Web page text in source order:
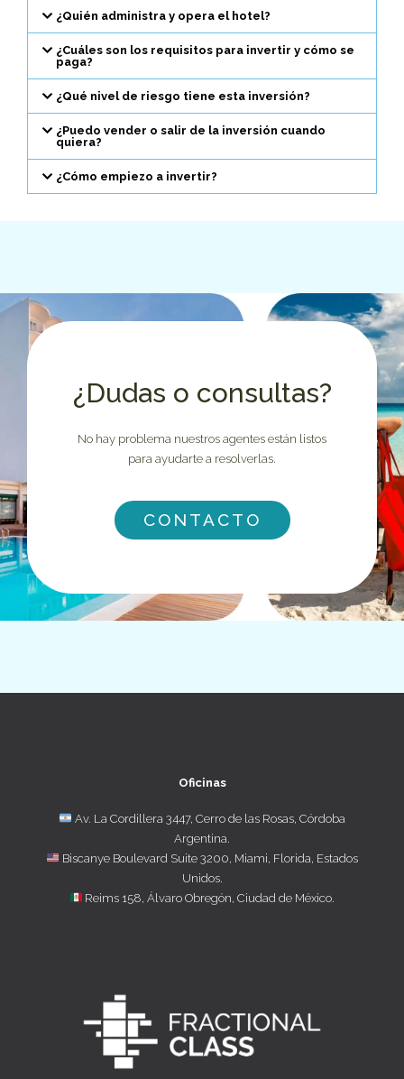
¿Quién administra y opera el hotel?
¿Cuáles son los requisitos para invertir y cómo se
paga?
¿Qué nivel de riesgo tiene esta inversión?
¿Puedo vender o salir de la inversión cuando
quiera?
¿Cómo empiezo a invertir?
¿Dudas o consultas?
No hay problema nuestros agentes están listos
para ayudarte a resolverlas.
CONTACTO
Oficinas
Av. La Cordillera 3447, Cerro de las Rosas, Córdoba
Argentina.
Biscanye Boulevard Suite 3200, Miami, Florida, Estados
Unidos.
Reims 158, Álvaro Obregón, Ciudad de México.